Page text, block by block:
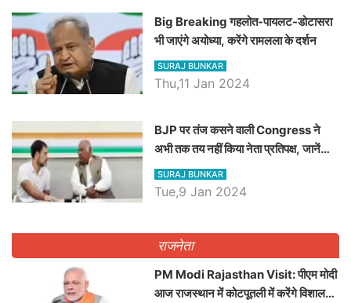
Big Breaking गहलोत-पायलट-डोटासरा
भी जाएंगे अयोध्या, करेंगे रामलला के दर्शन
SURAJ BUNKAR
Thu,11 Jan 2024
BJP पर तंज कसने वाली Congress ने
अभी तक तय नहीं किया नेता प्रतिपक्ष, जानें
कौन होगा दावेदार
SURAJ BUNKAR
Tue,9 Jan 2024
राजनेता
PM Modi Rajasthan Visit: पीएम मोदी
आज राजस्थान में कोटपूतली में करेंगे विशाल